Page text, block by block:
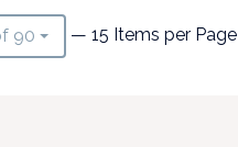
90 — 15 Items per Page